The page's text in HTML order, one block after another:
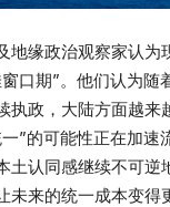
地缘政治观察家认为
口期”。他们认为随
执政，大陆方面越来
”的可能性正在加速
土认同感继续不可逆
未来的统一成本变得